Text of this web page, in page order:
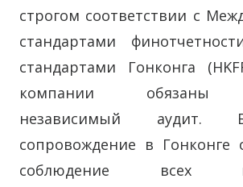
строгом соответствии с
стандартами
стандартами Гонконга
компании обязаны
независимый аудит.
сопровождение в Гонконге
соблюдение всех